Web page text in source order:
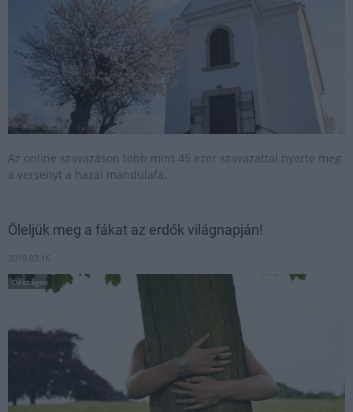
Az online szavazáson több mint 45 ezer szavazattal nyerte meg
a versenyt a hazai mandulafa.
Öleljük meg a fákat az erdők világnapján!
2019.03.16
Országos